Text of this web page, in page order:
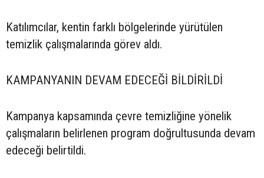
Katılımcılar, kentin farklı bölgelerinde yürütülen
temizlik çalışmalarında görev aldı.
KAMPANYANIN DEVAM EDECEĞİ BİLDİRİLDİ
Kampanya kapsamında çevre temizliğine yönelik
çalışmaların belirlenen program doğrultusunda devam
edeceği belirtildi.